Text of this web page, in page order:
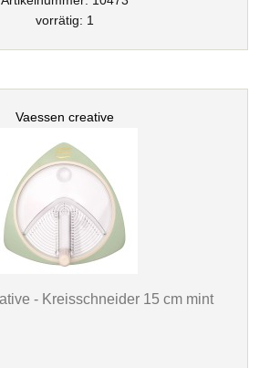
vorrätig: 1
Vaessen creative
Vaessen Creative - Kreisschneider 15 cm mint